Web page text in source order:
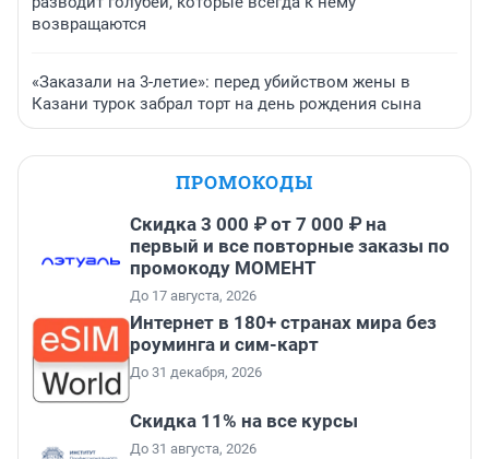
возвращаются
«Заказали на 3-летие»: перед убийством жены в
Казани турок забрал торт на день рождения сына
ПРОМОКОДЫ
Скидка 3 000 ₽ от 7 000 ₽ на
первый и все повторные заказы по
промокоду МОМЕНТ
До 17 августа, 2026
Интернет в 180+ странах мира без
роуминга и сим-карт
До 31 декабря, 2026
Скидка 11% на все курсы
До 31 августа, 2026